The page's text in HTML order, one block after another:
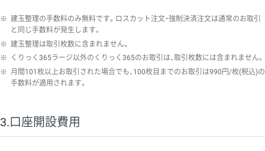
※ 建玉整理の手数料のみ無料です。ロスカット注文・強制決済注文は通常のお取引
と同じ手数料が発生します。
※ 建玉整理は取引枚数に含まれません。
※
くりっく365ラージ以外のくりっく365のお取引は、取引枚数には含まれません。
※ 月間101枚以上お取引された場合でも、100枚目までのお取引は990円/枚(税込)の
手数料が適用されます。
3.口座開設費用